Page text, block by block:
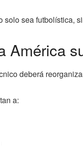
solo sea futbolística,
América
deberá
a: